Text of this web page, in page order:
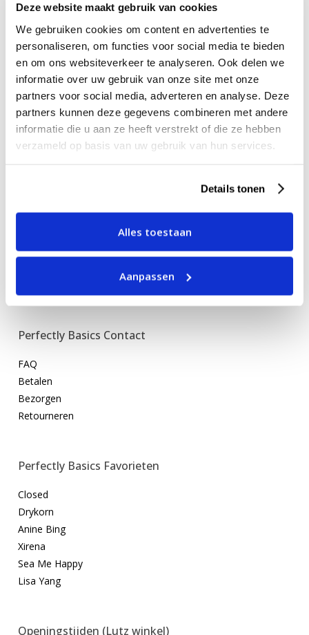
Deze website maakt gebruik van cookies
We gebruiken cookies om content en advertenties te
personaliseren, om functies voor social media te bieden
en om ons websiteverkeer te analyseren. Ook delen we
informatie over uw gebruik van onze site met onze
partners voor social media, adverteren en analyse. Deze
partners kunnen deze gegevens combineren met andere
informatie die u aan ze heeft verstrekt of die ze hebben
verzameld op basis van uw gebruik van hun services.
Details tonen
Alles toestaan
Aanpassen
3645 DE Vinkeveen
service@perfectlybasics.com
0297 244 244
PB. REVIEWS
Account aanmaken
Perfectly Basics Contact
FAQ
Betalen
Bezorgen
Retourneren
Perfectly Basics Favorieten
Closed
Drykorn
Anine Bing
Xirena
Sea Me Happy
Lisa Yang
Openingstijden (Lutz winkel)